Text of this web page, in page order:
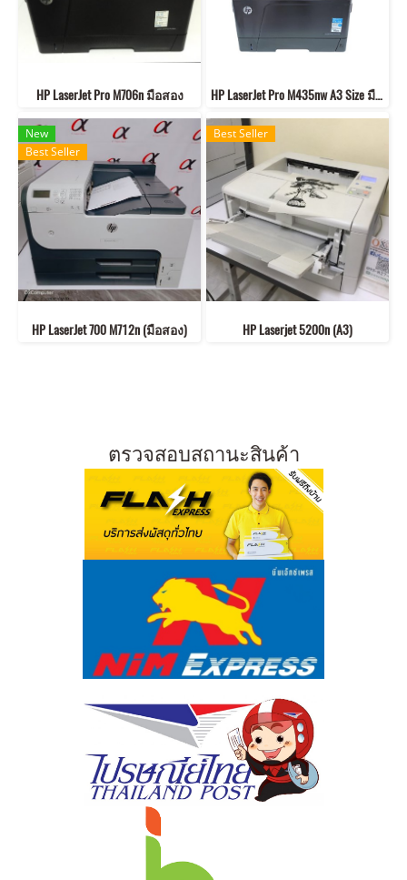
HP LaserJet Pro M706n มือสอง HP LaserJet Pro M435nw A3 Size มือสอง
New
Best Seller
HP LaserJet 700 M712n (มือสอง)
Best Seller
HP Laserjet 5200n (A3)
ตรวจสอบสถานะสินค้า